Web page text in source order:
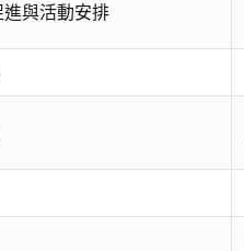
與活動安排